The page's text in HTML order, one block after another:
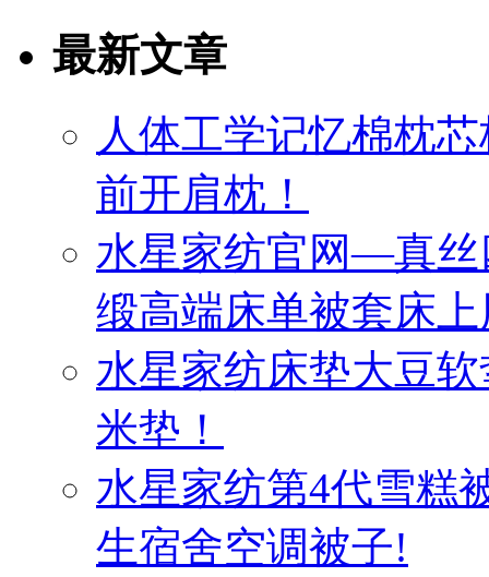
最新文章
人体工学记忆棉枕
前开肩枕！
水星家纺官网—真丝
缎高端床单被套床
水星家纺床垫大豆
米垫！
水星家纺第4代雪糕
生宿舍空调被子!